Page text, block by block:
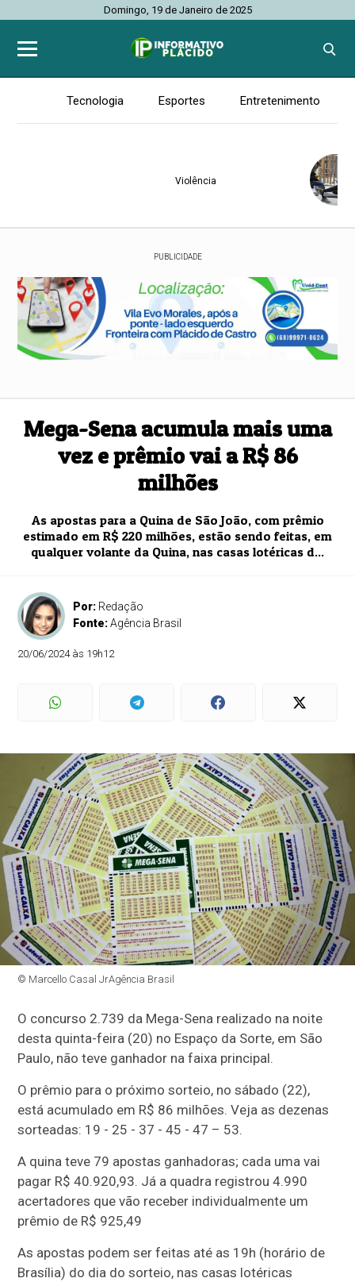
Domingo, 19 de Janeiro de 2025
Tecnologia Esportes Entretenimento
Violência
Colecionismo
Senado Federal
PUBLICIDADE
Mega-Sena acumula mais uma
vez e prêmio vai a R$ 86
milhões
As apostas para a Quina de São João, com prêmio
estimado em R$ 220 milhões, estão sendo feitas, em
qualquer volante da Quina, nas casas lotéricas d...
Por: Redação
Fonte:Agência Brasil
20/06/2024 às 19h12
© Marcello Casal JrAgência Brasil
O concurso 2.739 da Mega-Sena realizado na noite
desta quinta-feira (20) no Espaço da Sorte, em São
Paulo, não teve ganhador na faixa principal.
O prêmio para o próximo sorteio, no sábado (22),
está acumulado em R$ 86 milhões. Veja as dezenas
sorteadas: 19 - 25 - 37 - 45 - 47 – 53.
A quina teve 79 apostas ganhadoras; cada uma vai
pagar R$ 40.920,93. Já a quadra registrou 4.990
acertadores que vão receber individualmente um
prêmio de R$ 925,49
As apostas podem ser feitas até as 19h (horário de
Brasília) do dia do sorteio, nas casas lotéricas